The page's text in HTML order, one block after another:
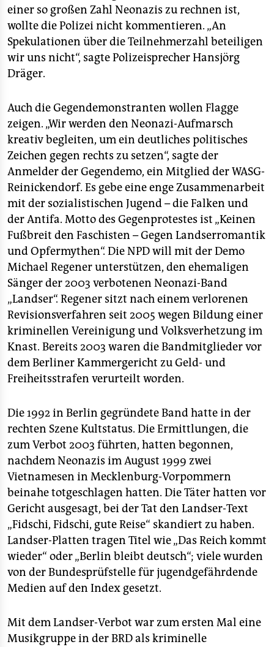
einer so großen Zahl Neonazis zu rechnen ist,
wollte die Polizei nicht kommentieren. „An
Spekulationen über die Teilnehmerzahl beteiligen
wir uns nicht“, sagte Polizeisprecher Hansjörg
Dräger.
Auch die Gegendemonstranten wollen Flagge
zeigen. „Wir werden den Neonazi-Aufmarsch
kreativ begleiten, um ein deutliches politisches
Zeichen gegen rechts zu setzen“, sagte der
Anmelder der Gegendemo, ein Mitglied der WASG-
Reinickendorf. Es gebe eine enge Zusammenarbeit
mit der sozialistischen Jugend – die Falken und
der Antifa. Motto des Gegenprotestes ist „Keinen
Fußbreit den Faschisten – Gegen Landserromantik
und Opfermythen“. Die NPD will mit der Demo
Michael Regener unterstützen, den ehemaligen
Sänger der 2003 verbotenen Neonazi-Band
„Landser“. Regener sitzt nach einem verlorenen
Revisionsverfahren seit 2005 wegen Bildung einer
kriminellen Vereinigung und Volksverhetzung im
Knast. Bereits 2003 waren die Bandmitglieder vor
dem Berliner Kammergericht zu Geld- und
Freiheitsstrafen verurteilt worden.
Die 1992 in Berlin gegründete Band hatte in der
rechten Szene Kultstatus. Die Ermittlungen, die
zum Verbot 2003 führten, hatten begonnen,
nachdem Neonazis im August 1999 zwei
Vietnamesen in Mecklenburg-Vorpommern
beinahe totgeschlagen hatten. Die Täter hatten vor
Gericht ausgesagt, bei der Tat den Landser-Text
„Fidschi, Fidschi, gute Reise“ skandiert zu haben.
Landser-Platten tragen Titel wie „Das Reich kommt
wieder“ oder „Berlin bleibt deutsch“; viele wurden
von der Bundesprüfstelle für jugendgefährdende
Medien auf den Index gesetzt.
Mit dem Landser-Verbot war zum ersten Mal eine
Musikgruppe in der BRD als kriminelle